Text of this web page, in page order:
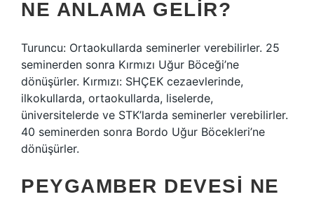
NE ANLAMA GELIR?
Turuncu: Ortaokullarda seminerler verebilirler. 25
seminerden sonra Kırmızı Uğur Böceği’ne
dönüşürler. Kırmızı: SHÇEK cezaevlerinde,
ilkokullarda, ortaokullarda, liselerde,
üniversitelerde ve STK’larda seminerler verebilirler.
40 seminerden sonra Bordo Uğur Böcekleri’ne
dönüşürler.
PEYGAMBER DEVESI NE